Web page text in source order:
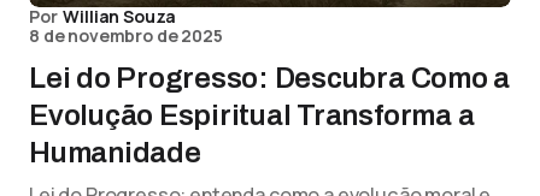
Por Willian Souza
8 de novembro de 2025
Lei do Progresso: Descubra Como a
Evolução Espiritual Transforma a
Humanidade